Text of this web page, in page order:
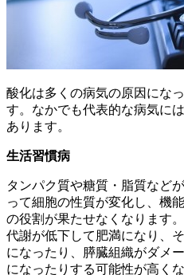
酸化は多くの病気の原因にな
す。なかでも代表的な病気に
あります。
生活習慣病
タンパク質や糖質・脂質など
って細胞の性質が変化し、機
の役割が果たせなくなります
代謝が低下して肥満になり、
になったり、膵臓組織がダメ
になったりする可能性が高くな